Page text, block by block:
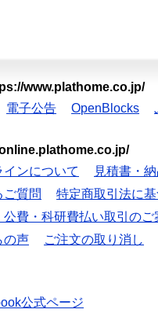
www.plathome.co.jp/
電子公告 OpenBlocks
ンについて
見積書・
ご質問
特定商取引法に
公費・科研費払い取引のご
の声 ご注文の取り消し
公式ページ